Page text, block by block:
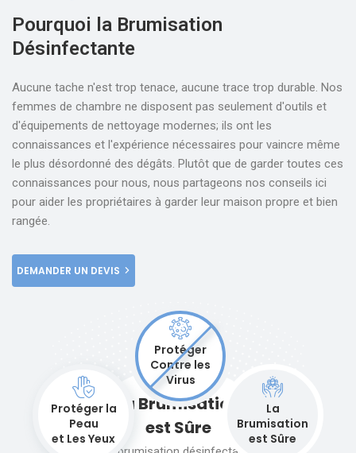
Pourquoi la Brumisation
Désinfectante
Aucune tache n'est trop tenace, aucune trace trop durable. Nos
femmes de chambre ne disposent pas seulement d'outils et
d'équipements de nettoyage modernes; ils ont les
connaissances et l'expérience nécessaires pour vaincre même
le plus désordonné des dégâts. Plutôt que de garder toutes ces
connaissances pour nous, nous partageons nos conseils ici
pour aider les propriétaires à garder leur maison propre et bien
rangée.
DEMANDER UN DEVIS
Protéger
Contre les
Virus
La
Brumisation
est Sûre
Protéger la
Peau
et Les Yeux
La Brumisation
est Sûre